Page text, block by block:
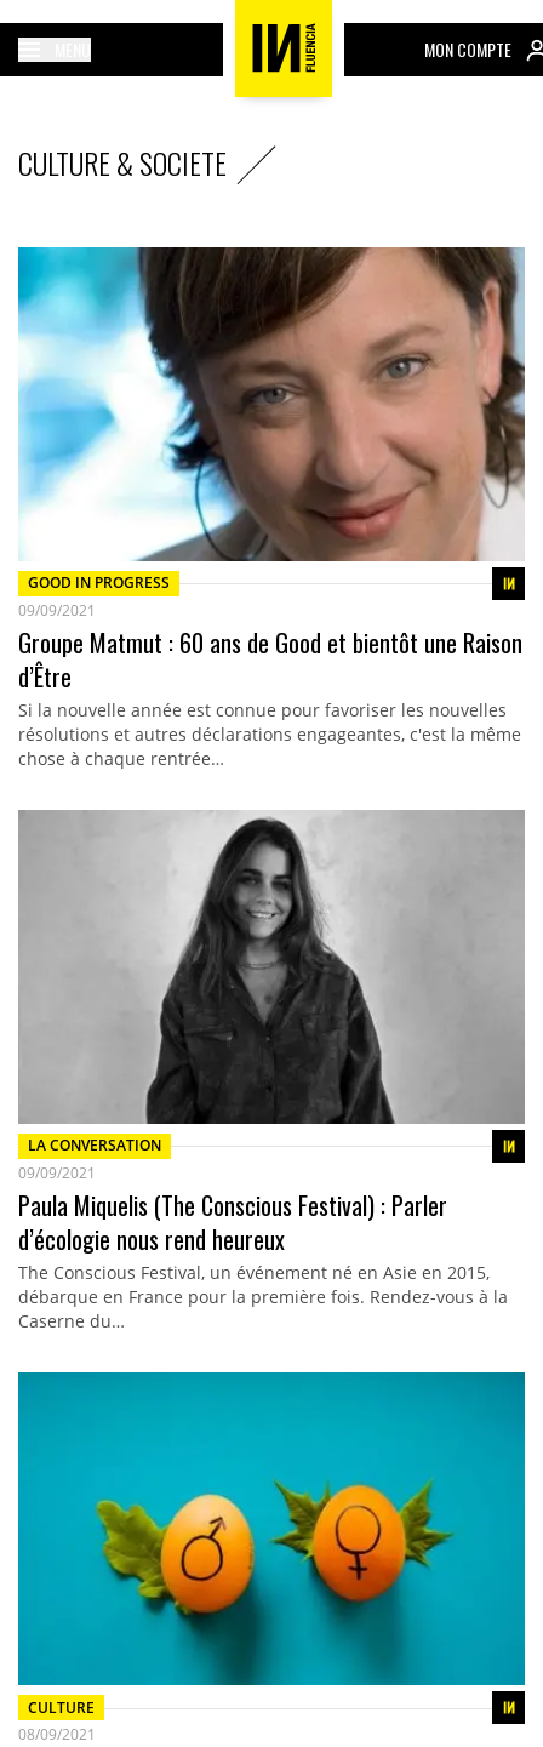
MON COMPTE
CULTURE & SOCIETE
GOOD IN PROGRESS
09/09/2021
Groupe Matmut : 60 ans de Good et bientôt une Raison
d’Être
Si la nouvelle année est connue pour favoriser les nouvelles
résolutions et autres déclarations engageantes, c'est la même
chose à chaque rentrée…
LA CONVERSATION
09/09/2021
Paula Miquelis (The Conscious Festival) : Parler
d’écologie nous rend heureux
The Conscious Festival, un événement né en Asie en 2015,
débarque en France pour la première fois. Rendez-vous à la
Caserne du…
CULTURE
08/09/2021